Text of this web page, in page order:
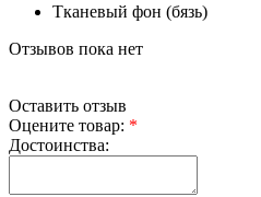
Тканевый фон (бязь)
Отзывов пока нет
Оставить отзыв
Оцените товар: *
Достоинства: